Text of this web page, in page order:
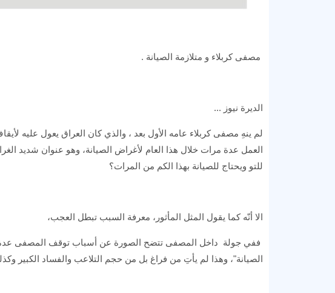
مصفى كربلاء و متلازمة الصيانة .
الديرة نيوز ...
لم ينهِ مصفى كربلاء عامه الأول بعد ، والذي كان العراق يعول عليه
للتو ويحتاج للصيانة بهذا الكم من المرات؟
الا أنّه كما يقول المثل المأثور، معرفة السبب تبطل العجب،
ففي جولة داخل المصفى تتضح الصورة عن أسباب توقف المصفى
الصيانة"، وهذا لم يأتِ من فراغ بل من حجم التلاعب والفساد الكبير